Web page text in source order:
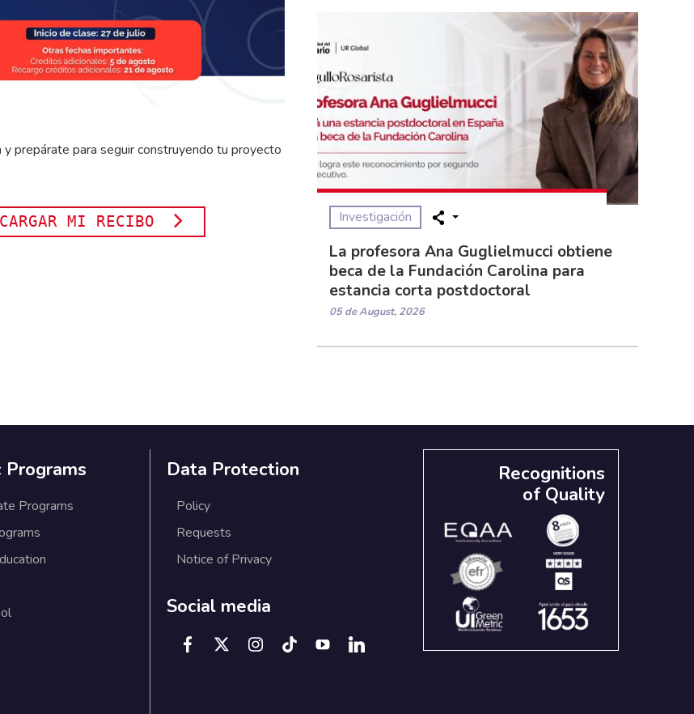
prepárate para seguir construyendo tu proyecto
MI RECIBO Investigación
La profesora Ana Guglielmucci obtiene
beca de la Fundación Carolina para
estancia corta postdoctoral
05 de August, 2026
Programs
Programs
Data Protection
Policy
Requests
Notice of Privacy
Social media
Recognitions
of Quality